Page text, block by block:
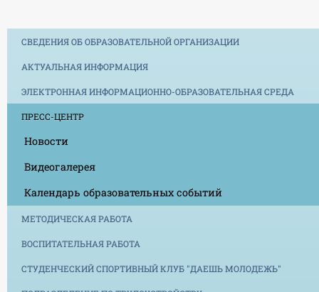
СВЕДЕНИЯ ОБ ОБРАЗОВАТЕЛЬНОЙ ОРГАНИЗАЦИИ
АКТУАЛЬНАЯ ИНФОРМАЦИЯ
ЭЛЕКТРОННАЯ ИНФОРМАЦИОННО-ОБРАЗОВАТЕЛЬНАЯ СРЕДА
ПРЕСС-ЦЕНТР
Новости
Видеогалерея
Календарь образовательных событий
МЕТОДИЧЕСКАЯ РАБОТА
ВОСПИТАТЕЛЬНАЯ РАБОТА
СТУДЕНЧЕСКИЙ СПОРТИВНЫЙ КЛУБ "ДАЕШЬ МОЛОДЕЖЬ"